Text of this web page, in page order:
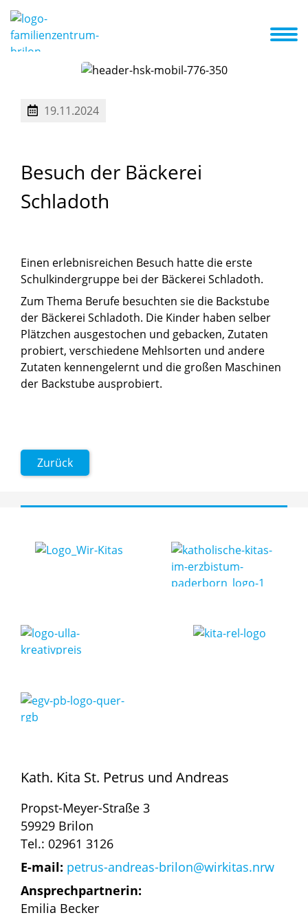
wirKonzept
19.11.2024
Besuch der Bäckerei
Schladoth
Einen erlebnisreichen Besuch hatte die erste
Schulkindergruppe bei der Bäckerei Schladoth.
Zum Thema Berufe besuchten sie die Backstube
der Bäckerei Schladoth. Die Kinder haben selber
Plätzchen ausgestochen und gebacken, Zutaten
probiert, verschiedene Mehlsorten und andere
Zutaten kennengelernt und die großen Maschinen
der Backstube ausprobiert.
Zurück
Kath. Kita St. Petrus und Andreas
Propst-Meyer-Straße 3
59929 Brilon
Tel.: 02961 3126
E-mail: petrus-andreas-brilon@wirkitas.nrw
Ansprechpartnerin:
Emilia Becker